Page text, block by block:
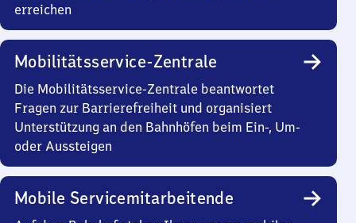
erreichen
Mobilitätsservice-Zentrale
Die Mobilitätsservice-Zentrale beantwortet
Fragen zur Barrierefreiheit und organisiert
Unterstützung an den Bahnhöfen beim Ein-, Um-
oder Aussteigen
Mobile Servicemitarbeitende